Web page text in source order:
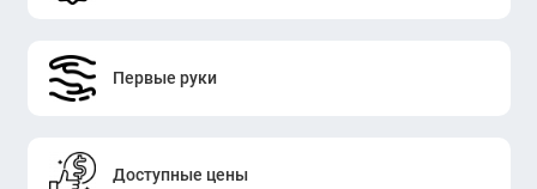
Первые руки
Доступные цены